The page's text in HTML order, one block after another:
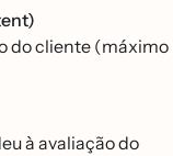
do cliente (máximo
à avaliação do